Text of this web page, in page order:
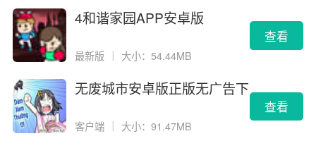
4和谐家园APP安卓版
最新版 大小：54.44MB
查看
无废城市安卓版正版无广告下
客户端 大小：91.47MB
查看